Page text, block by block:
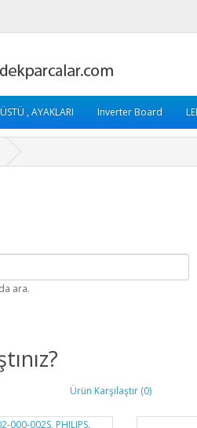
, AYAKLARI Inverter Board
ara.
Ürün Karşılaştır (0)